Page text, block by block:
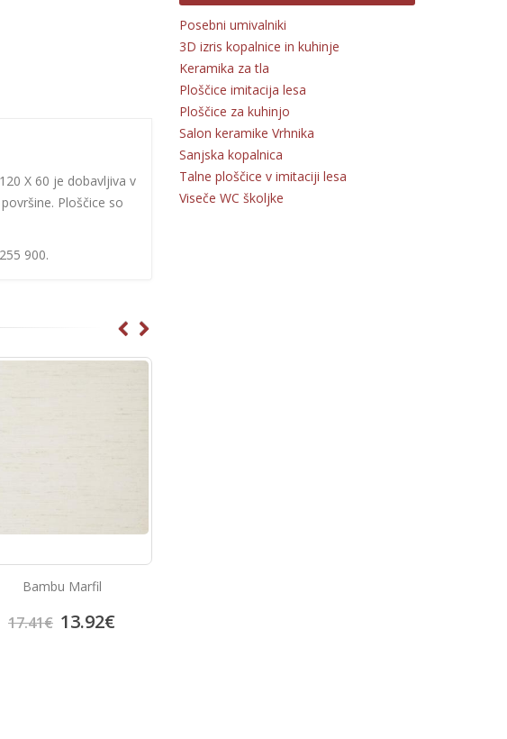
X 60 je dobavljiva v
Ploščice so
900.
Bambu Marfil
17.41€ 13.92€
Posebni umivalniki
3D izris kopalnice in kuhinje
Keramika za tla
Ploščice imitacija lesa
Ploščice za kuhinjo
Salon keramike Vrhnika
Sanjska kopalnica
Talne ploščice v imitaciji lesa
Viseče WC školjke